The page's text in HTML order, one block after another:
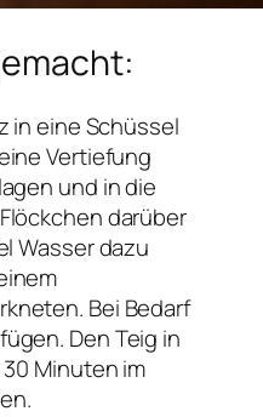
in eine Schüssel
Vertiefung
und in die
darüber
Wasser dazu
Bei Bedarf
Den Teig in
Minuten im